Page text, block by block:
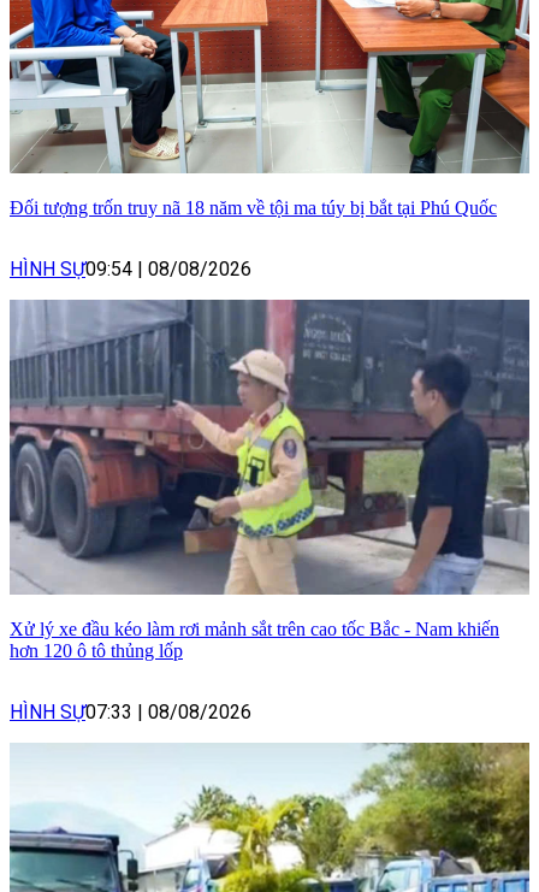
Đối tượng trốn truy nã 18 năm về tội ma túy bị bắt tại Phú Quốc
HÌNH SỰ09:54 | 08/08/2026
Xử lý xe đầu kéo làm rơi mảnh sắt trên cao tốc Bắc - Nam khiến
hơn 120 ô tô thủng lốp
HÌNH SỰ07:33 08/08/2026